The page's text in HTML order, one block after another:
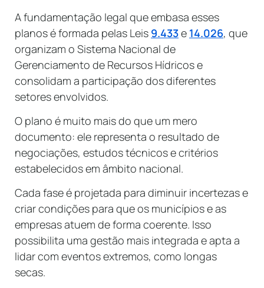
A fundamentação legal que embasa esses
planos é formada pelas Leis 9.433e 14.026, que
organizam o Sistema Nacional de
Gerenciamento de Recursos Hídricos e
consolidam a participação dos diferentes
setores envolvidos.
O plano é muito mais do que um mero
documento: ele representa o resultado de
negociações, estudos técnicos e critérios
estabelecidos em âmbito nacional.
Cada fase é projetada para diminuir incertezas e
criar condições para que os municípios e as
empresas atuem de forma coerente. Isso
possibilita uma gestão mais integrada e apta a
lidar com eventos extremos, como longas
secas.